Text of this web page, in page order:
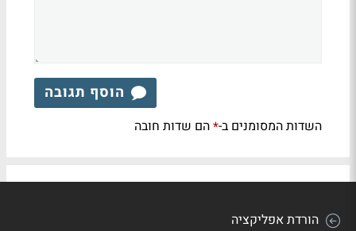
הוסף תגובה
השדות המסומנים ב-*הם שדות חובה
הורדת אפליקציה